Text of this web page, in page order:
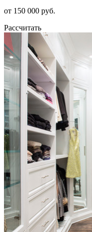
от 150 000 руб.
Рассчитать